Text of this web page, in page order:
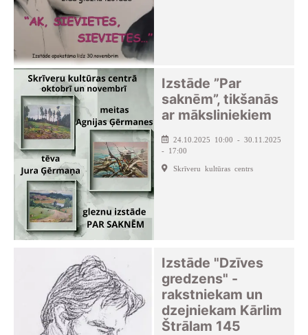
Izstāde ”Par
saknēm”, tikšanās
ar māksliniekiem
24.10.2025 10:00 - 30.11.2025
- 17:00
Skrīveru kultūras centrs
Izstāde "Dzīves
gredzens" -
rakstniekam un
dzejniekam Kārlim
Štrālam 145